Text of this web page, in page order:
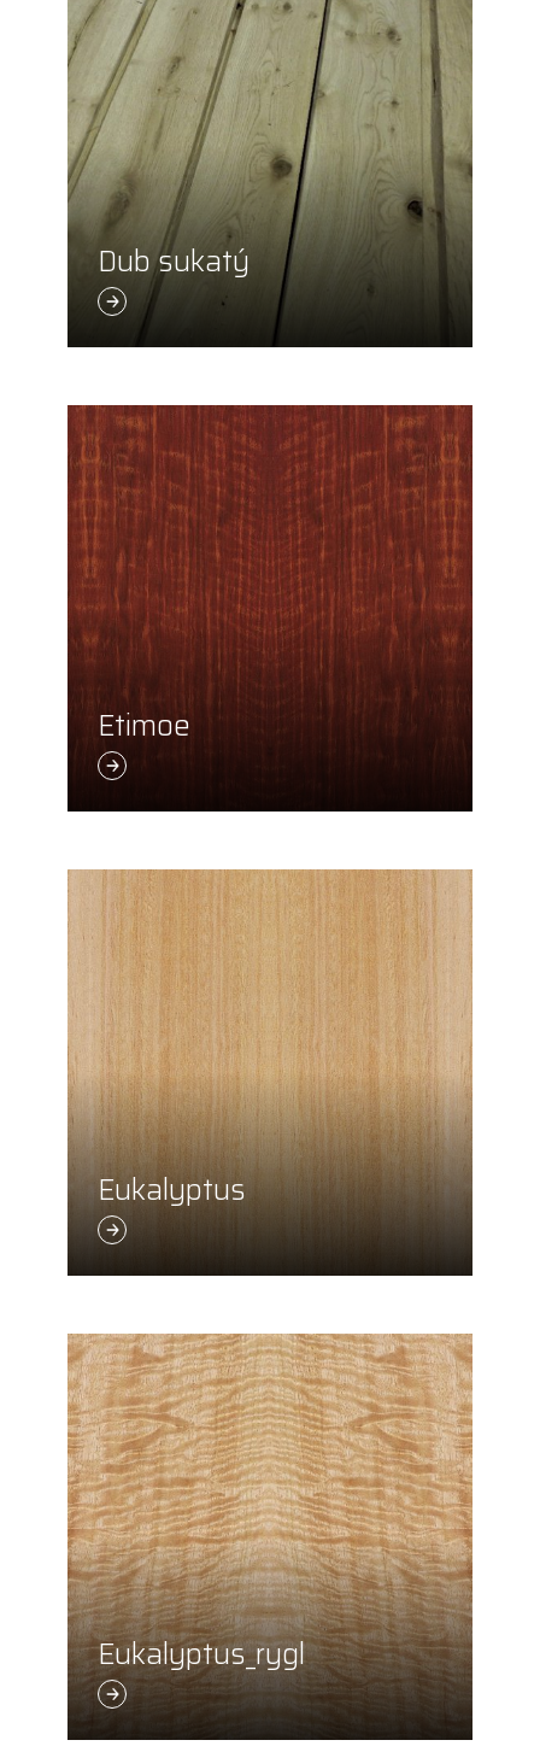
Dub sukatý
Etimoe
Eukalyptus
Eukalyptus_rygl